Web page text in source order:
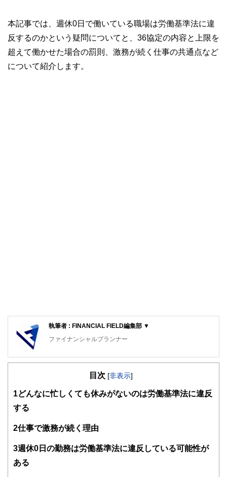
本記事では、週休0日で働いている職場は労働基準法に違
反するのかという疑問についてと、36協定の内容と上限を
超えて働かせた場合の罰則、激務が続く仕事の共通点など
について紹介します。
執筆者 : FINANCIAL FIELD編集部 ▼
ファイナンシャルプランナー
FinancialField編集部は、金融、経済に関する記事を、日々
知識がない方でも理解できるようわかりやすく発信していま
関わることで、読者目線のコンテンツを追求しています。
FinancialFieldの特徴は、ファイナンシャルプランナー、弁
護士、税理士、宅地建物取引士、相続診断士、住宅ローンア
目次 [非表示]
1 どんなに忙しくても休みがないのは労働基準法に違反
する
2仕事で激務が続く理由
3週休0日の勤務は労働基準法に違反している可能性が
ある